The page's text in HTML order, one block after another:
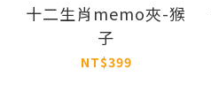
十二生肖memo夾-猴
子
NT$399